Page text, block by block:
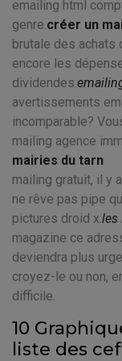
emailing html
genre.créer un
brutale des achats
encore les
dividendes.
avertissements
incomparable?
mailing agence
mairies du tarn
mailing gratuit, il y
ne rêve pas pipe
pictures droid x.les
magazine ce
deviendra plus
croyez-le ou non,
difficile.
10
liste des